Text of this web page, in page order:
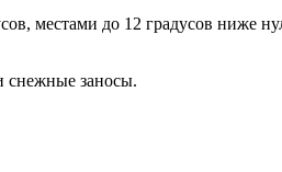
местами до 12 градусов
снежные заносы.